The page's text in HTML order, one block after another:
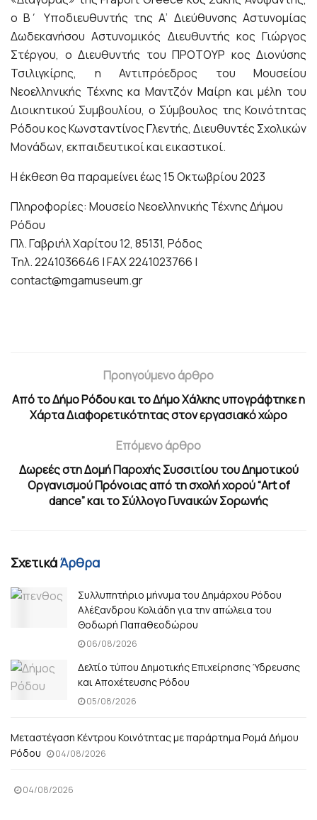
ο Β΄ Υποδιευθυντής της Α’ Διεύθυνσης Αστυνομίας
Δωδεκανήσου Αστυνομικός Διευθυντής κος Γιώργος
Στέργου, ο Διευθυντής του ΠΡΟΤΟΥΡ κος Διονύσης
Τσιλιγκίρης, η Αντιπρόεδρος του Μουσείου
Νεοελληνικής Τέχνης κα Μαντζόν Μαίρη και μέλη του
Διοικητικού Συμβουλίου, ο Σύμβουλος της Κοινότητας
Ρόδου κος Κωνσταντίνος Γλεντής, Διευθυντές Σχολικών
Μονάδων, εκπαιδευτικοί και εικαστικοί.
Η έκθεση θα παραμείνει έως 15 Οκτωβρίου 2023
Πληροφορίες: Μουσείο Νεοελληνικής Τέχνης Δήμου
Ρόδου
Πλ. Γαβριήλ Χαρίτου 12, 85131, Ρόδος
Τηλ. 2241036646 | FAX 2241023766 |
contact@mgamuseum.gr
Προηγούμενο άρθρο
Από το Δήμο Ρόδου και το Δήμο Χάλκης υπογράφτηκε η
Χάρτα Διαφορετικότητας στον εργασιακό χώρο
Επόμενο άρθρο
Δωρεές στη Δομή Παροχής Συσσιτίου του Δημοτικού
Οργανισμού Πρόνοιας από τη σχολή χορού “Art of
dance” και το Σύλλογο Γυναικών Σορωνής
ΣχετικάΆρθρα
Συλλυπητήριο μήνυμα του Δημάρχου Ρόδου
Αλέξανδρου Κολιάδη για την απώλεια του
Θοδωρή Παπαθεοδώρου
06/08/2026
Δελτίο τύπου Δημοτικής Επιχείρησης Ύδρευσης
και Αποχέτευσης Ρόδου
05/08/2026
Μεταστέγαση Κέντρου Κοινότητας με παράρτημα Ρομά Δήμου
Ρόδου
04/08/2026
04/08/2026